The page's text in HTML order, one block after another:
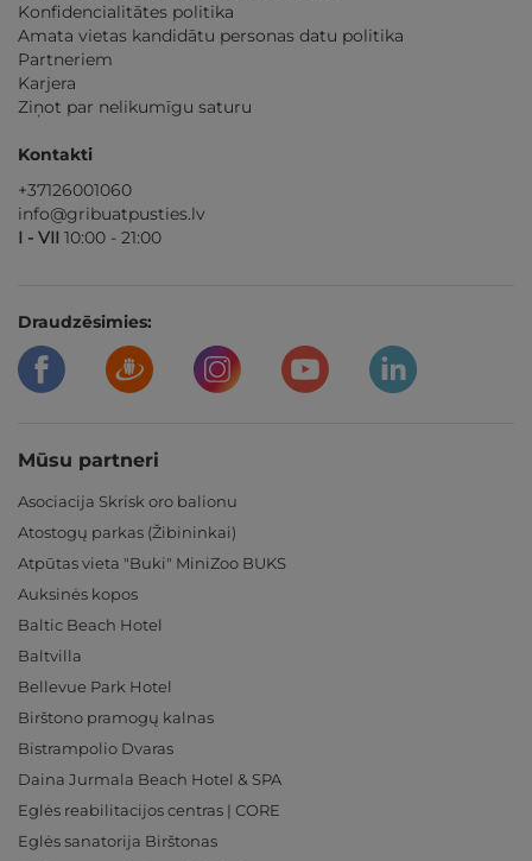
Konfidencialitātes politika
Amata vietas kandidātu personas datu politika
Partneriem
Karjera
Ziņot par nelikumīgu saturu
Kontakti
+37126001060
info@gribuatpusties.lv
I - VII 10:00 - 21:00
Draudzēsimies:
Mūsu partneri
Asociacija Skrisk oro balionu
Atostogų parkas (Žibininkai)
Atpūtas vieta "Buki" MiniZoo BUKS
Auksinės kopos
Baltic Beach Hotel
Baltvilla
Bellevue Park Hotel
Birštono pramogų kalnas
Bistrampolio Dvaras
Daina Jurmala Beach Hotel & SPA
Eglės reabilitacijos centras | CORE
Eglės sanatorija Birštonas